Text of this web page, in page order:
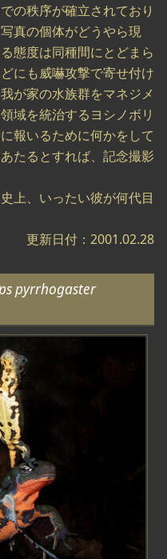
の秩序が確立されており
真の個体がどうやら現
態度は同種間にとどまら
にも威嚇攻撃で寄せ付け
が家の水族群をマネジメ
域を統治するヨシノボリ
報いるために何かをして
たるとすれば、記念撮影
上、いったい彼が何代目
更新日付：2001.02.28
pyrrhogaster